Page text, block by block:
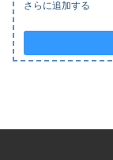
さらに追加する